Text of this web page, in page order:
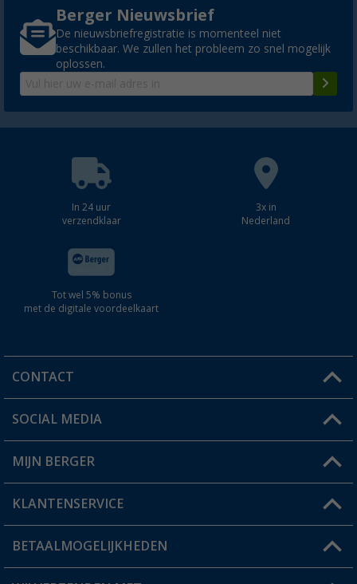
Berger Nieuwsbrief
De nieuwsbriefregistratie is momenteel niet
beschikbaar. We zullen het probleem zo snel mogelijk
oplossen.
In 24 uur
verzendklaar
3x in
Nederland
Tot wel 5% bonus
met de digitale voordeelkaart
CONTACT
Een vraag?
Winkel vinden
SOCIAL MEDIA
MIJN BERGER
Mijn account
Status bestelling
KLANTENSERVICE
FAQ & Contact
BETAALMOGELIJKHEDEN